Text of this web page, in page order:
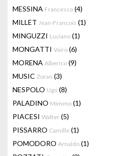
MESSINA Francesco (4)
MILLET Jean-Francois (1)
MINGUZZI Luciano (1)
MONGATTI Vairo (6)
MORENA Alberico (9)
MUSIC Zoran (3)
NESPOLO Ugo (8)
PALADINO Mimmo (1)
PIACESI Walter (5)
PISSARRO Camille (1)
POMODORO Arnaldo (1)